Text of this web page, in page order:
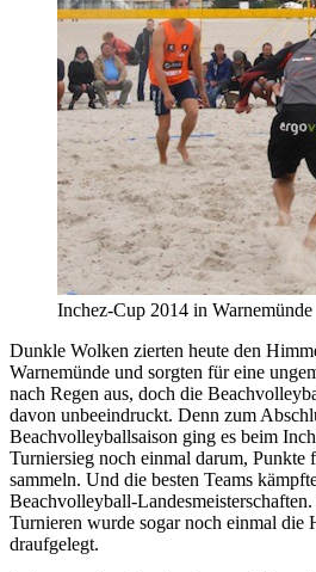
Inchez-Cup 2014 in Warnemünde
Dunkle Wolken zierten heute den
Warnemünde und sorgten für eine
nach Regen aus, doch die
davon unbeeindruckt. Denn zum
Beachvolleyballsaison ging es beim
Turniersieg noch einmal darum, Punkte
sammeln. Und die besten Teams
Beachvolleyball-
Turnieren wurde sogar noch einmal die
draufgelegt.